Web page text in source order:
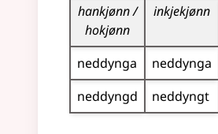
hankjønn /
hokjønn
inkjekjønn
neddynga neddynga
neddyngd
neddyngt